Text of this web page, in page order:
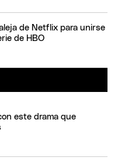
de Netflix para unirse
de HBO
este drama que